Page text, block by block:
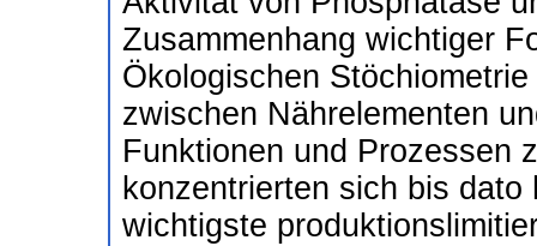
Zusammenhang wichtiger
Ökologischen
zwischen Nährelementen
Funktionen und Prozessen
konzentrierten sich bis
wichtigste